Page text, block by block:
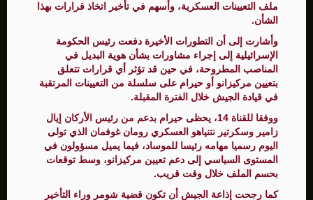
ملف التعيينات العسكرية، وأسهم في تأخير اتخاذ قرارات بهذا
الشأن.
وأشارت إلى أن التطورات الأخيرة دفعت رئيس الحكومة
الإسرائيلية إلى إجراء مشاورات بشأن هوية البديل في
المناصب المطروحة، في حين قد تؤثر أي قرارات تتعلق
بتعيين مركيزانو أو حيرام على سلسلة من التعيينات المرتقبة
في قيادة الجيش خلال الفترة المقبلة.
ووفقا للقناة 14، يحظى حيرام بدعم من رئيس الأركان إيال
زامير وسكرتير نتنياهو العسكري رومان غوفمان الذي تولى
اليوم رسميا مهامه رئيسا للموساد، فيما يميل مسؤولون في
المستوى السياسي إلى دعم تعيين مركيزانو، وسط توقعات
بحسم الملف خلال وقت قريب.
كما رجحت إذاعة الجيش أن تكون قضية شومر وراء التأخير